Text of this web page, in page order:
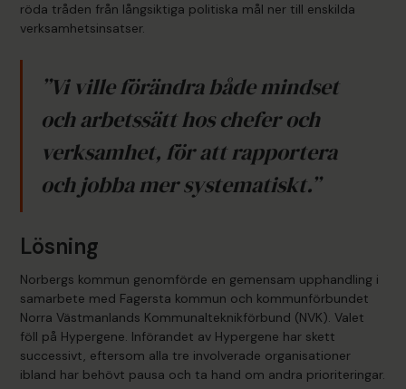
röda tråden från långsiktiga politiska mål ner till enskilda
verksamhetsinsatser.
”Vi ville förändra både mindset
och arbetssätt hos chefer och
verksamhet, för att rapportera
och jobba mer systematiskt.”
Lösning
Norbergs kommun genomförde en gemensam upphandling i
samarbete med Fagersta kommun och kommunförbundet
Norra Västmanlands Kommunalteknikförbund (NVK). Valet
föll på Hypergene. Införandet av Hypergene har skett
successivt, eftersom alla tre involverade organisationer
ibland har behövt pausa och ta hand om andra prioriteringar.